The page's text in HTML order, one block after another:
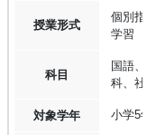
授業形式
個別指
学習
科目
国語、
科、社
対象学年 小学5年